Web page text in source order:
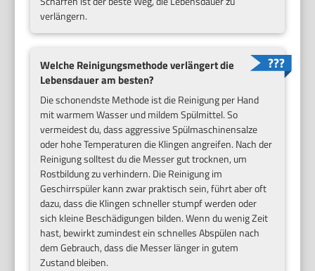
verlängern.
Welche Reinigungsmethode verlängert die
Lebensdauer am besten?
Die schonendste Methode ist die Reinigung per Hand
mit warmem Wasser und mildem Spülmittel. So
vermeidest du, dass aggressive Spülmaschinensalze
oder hohe Temperaturen die Klingen angreifen. Nach der
Reinigung solltest du die Messer gut trocknen, um
Rostbildung zu verhindern. Die Reinigung im
Geschirrspüler kann zwar praktisch sein, führt aber oft
dazu, dass die Klingen schneller stumpf werden oder
sich kleine Beschädigungen bilden. Wenn du wenig Zeit
hast, bewirkt zumindest ein schnelles Abspülen nach
dem Gebrauch, dass die Messer länger in gutem
Zustand bleiben.